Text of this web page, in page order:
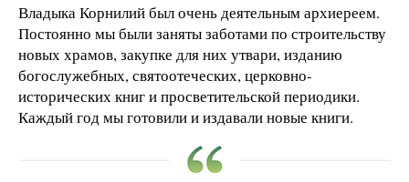
Владыка Корнилий был очень деятельным архиереем.
Постоянно мы были заняты заботами по строительству
новых храмов, закупке для них утвари, изданию
богослужебных, святоотеческих, церковно-
исторических книг и просветительской периодики.
Каждый год мы готовили и издавали новые книги.